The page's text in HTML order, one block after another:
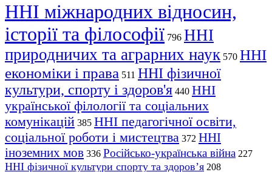
ННІ міжнародних відносин,
історії та філософії 796 ННІ
природничих та аграрних наук 570 ННІ
економіки і права 511 ННІ фізичної
культури, спорту і здоров'я 440 ННІ
української філології та соціальних
комунікацій 385 ННІ педагогічної освіти,
соціальної роботи і мистецтва 372 ННІ
іноземних мов 336 Російсько-українська війна 227
ННІ фізичної культури спорту та здоров’я 208